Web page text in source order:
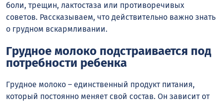
боли, трещин, лактостаза или противоречивых
советов. Рассказываем, что действительно важно знать
о грудном вскармливании.
Грудное молоко подстраивается под
потребности ребенка
Грудное молоко – единственный продукт питания,
который постоянно меняет свой состав. Он зависит от